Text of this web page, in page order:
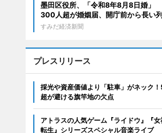
墨田区役所、「令和8年8月8日婚」
300人超が婚姻届、開庁前から長い
すみだ経済新聞
プレスリリース
採光や資産価値より「駐車」がネック！
超が避ける旗竿地の欠点
アトラスの人気ゲーム『ライドウ』『女
転生』シリーズスペシャル音楽ライブ